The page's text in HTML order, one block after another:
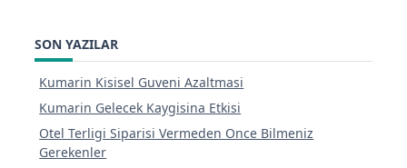
SON YAZILAR
Kumarin Kisisel Guveni Azaltmasi
Kumarin Gelecek Kaygisina Etkisi
Otel Terligi Siparisi Vermeden Once Bilmeniz
Gerekenler